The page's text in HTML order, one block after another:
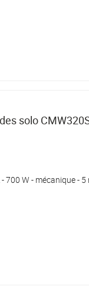
solo
700 W - mécanique -